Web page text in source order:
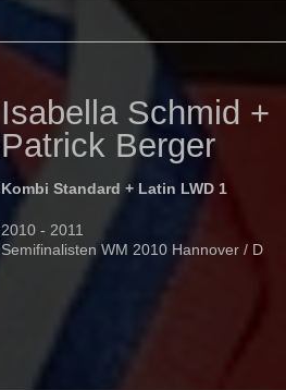
Isabella Schmid +
Patrick Berger
Kombi Standard + Latin LWD 1
2010 - 2011
Semifinalisten WM 2010 Hannover / D